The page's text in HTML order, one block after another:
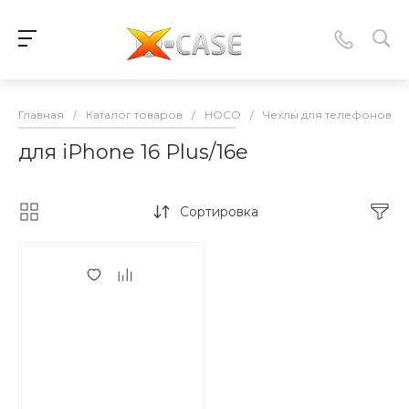
Главная / Каталог товаров / HOCO / Чехлы для телефонов
для iPhone 16 Plus/16e
Сортировка